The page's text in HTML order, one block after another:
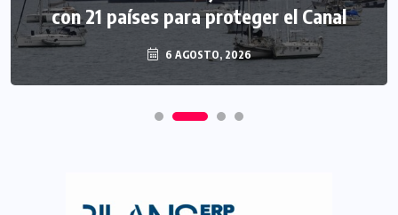
con 21 países para proteger el Canal
6 AGOSTO, 2026